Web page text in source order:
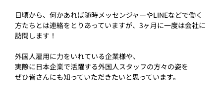
日頃から、何かあれば随時メッセンジャーやLINEなどで働く
方たちとは連絡をとりあっていますが、3ヶ月に一度は会社に
訪問します！
外国人雇用に力をいれている企業様や、
実際に日本企業で活躍する外国人スタッフの方々の姿を
ぜひ皆さんにも知っていただきたいと思っています。